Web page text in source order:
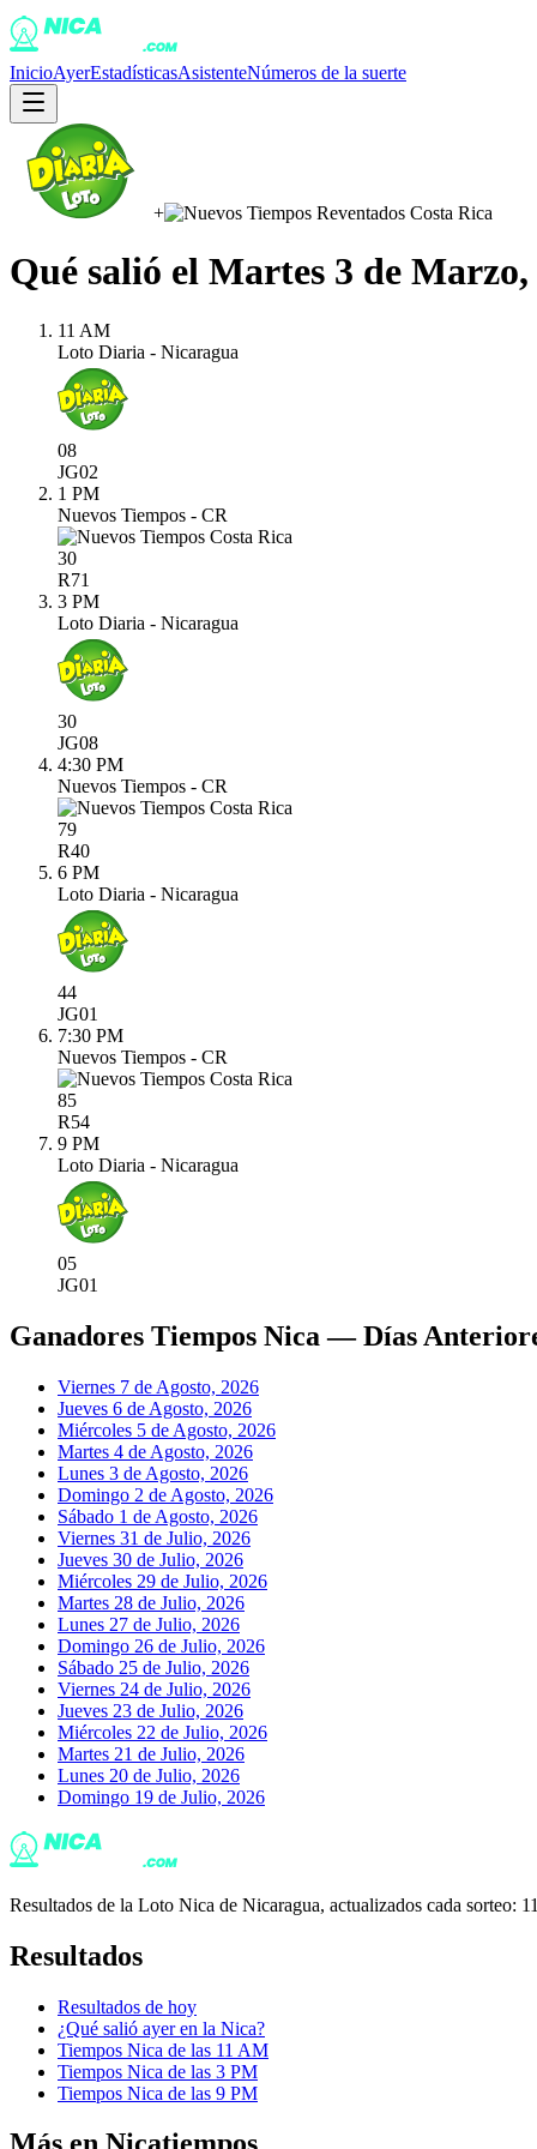
InicioAyerEstadísticasAsistenteNúmeros de la suerte
+
Qué salió el Martes 3 de Marzo,
11 AM
Loto Diaria - Nicaragua
08
JG02
1 PM
Nuevos Tiempos - CR
30
R71
3 PM
Loto Diaria - Nicaragua
30
JG08
4:30 PM
Nuevos Tiempos - CR
79
R40
6 PM
Loto Diaria - Nicaragua
44
JG01
7:30 PM
Nuevos Tiempos - CR
85
R54
9 PM
Loto Diaria - Nicaragua
05
JG01
Ganadores Tiempos Nica — Días
Viernes 7 de Agosto, 2026
Jueves 6 de Agosto, 2026
Miércoles 5 de Agosto, 2026
Martes 4 de Agosto, 2026
Lunes 3 de Agosto, 2026
Domingo 2 de Agosto, 2026
Sábado 1 de Agosto, 2026
Viernes 31 de Julio, 2026
Jueves 30 de Julio, 2026
Miércoles 29 de Julio, 2026
Martes 28 de Julio, 2026
Lunes 27 de Julio, 2026
Domingo 26 de Julio, 2026
Sábado 25 de Julio, 2026
Viernes 24 de Julio, 2026
Jueves 23 de Julio, 2026
Miércoles 22 de Julio, 2026
Martes 21 de Julio, 2026
Lunes 20 de Julio, 2026
Domingo 19 de Julio, 2026
Resultados de la Loto Nica de Nicaragua, actualizados cada sorteo:
Resultados
Resultados de hoy
¿Qué salió ayer en la Nica?
Tiempos Nica de las 11 AM
Tiempos Nica de las 3 PM
Tiempos Nica de las 9 PM